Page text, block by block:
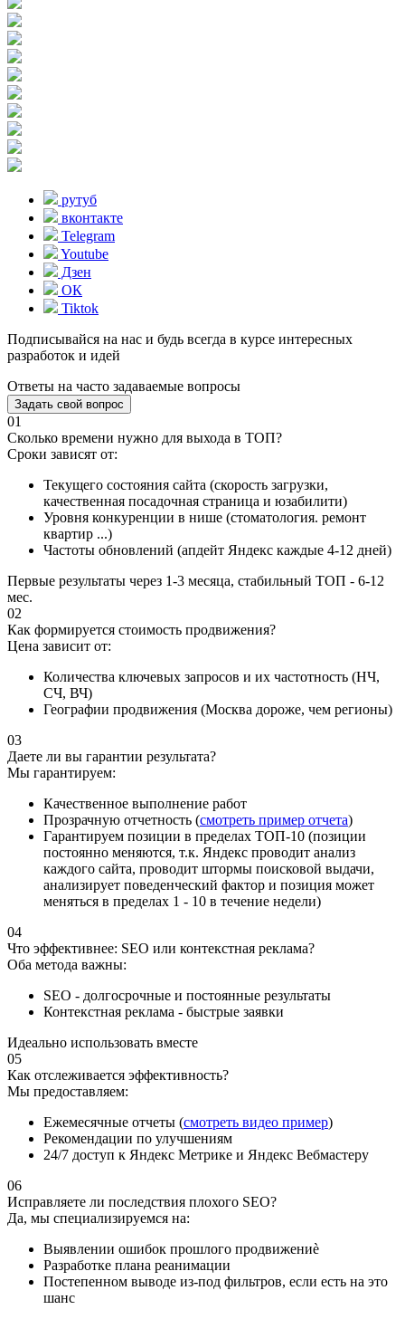
рутуб
вконтакте
Telegram
Youtube
Дзен
ОК
Tiktok
Подписывайся на нас и будь всегда в курсе интересных
разработок и идей
Ответы на часто задаваемые вопросы
Задать свой вопрос
01
Сколько времени нужно для выхода в ТОП?
Сроки зависят от:
Текущего состояния сайта (скорость загрузки,
качественная посадочная страница и юзабилити)
Уровня конкуренции в нише (стоматология. ремонт
квартир ...)
Частоты обновлений (апдейт Яндекс каждые 4-12 дней)
Первые результаты через 1-3 месяца, стабильный ТОП - 6-12
мес.
02
Как формируется стоимость продвижения?
Цена зависит от:
Количества ключевых запросов и их частотность (НЧ,
СЧ, ВЧ)
Географии продвижения (Москва дороже, чем регионы)
03
Даете ли вы гарантии результата?
Мы гарантируем:
Качественное выполнение работ
Прозрачную отчетность (смотреть пример отчета)
Гарантируем позиции в пределах ТОП-10 (позиции
постоянно меняются, т.к. Яндекс проводит анализ
каждого сайта, проводит штормы поисковой выдачи,
анализирует поведенческий фактор и позиция может
меняться в пределах 1 - 10 в течение недели)
04
Что эффективнее: SEO или контекстная реклама?
Оба метода важны:
SEO - долгосрочные и постоянные результаты
Контекстная реклама - быстрые заявки
Идеально использовать вместе
05
Как отслеживается эффективность?
Мы предоставляем:
Ежемесячные отчеты (смотреть видео пример)
Рекомендации по улучшениям
24/7 доступ к Яндекс Метрике и Яндекс Вебмастеру
06
Исправляете ли последствия плохого SEO?
Да, мы специализируемся на:
Выявлении ошибок прошлого продвижениè
Разработке плана реанимации
Постепенном выводе из-под фильтров, если есть на это
шанс